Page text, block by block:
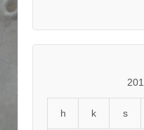
h k s